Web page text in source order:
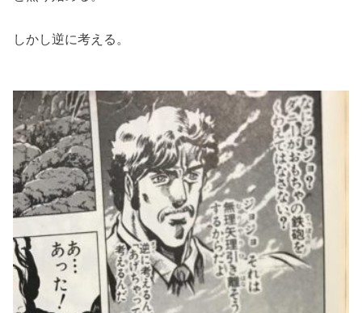
しかし逆に考える。